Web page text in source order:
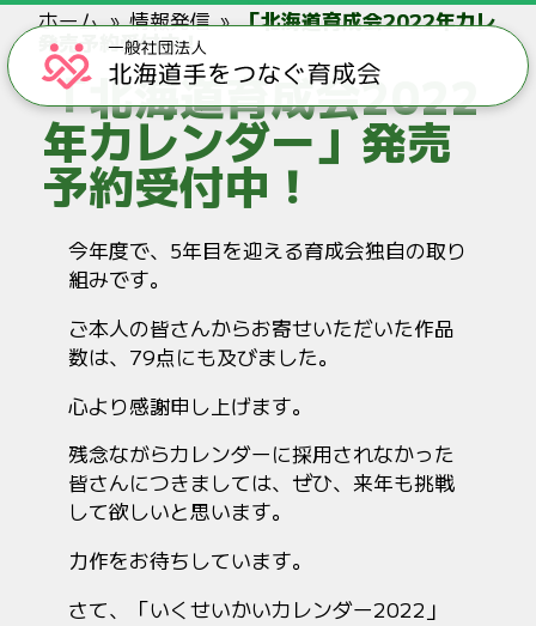
ホーム 情報発信 「北海道育成会2022年カレン
発売予約受付中！
「北海道育成会2022
年カレンダー」発売
予約受付中！
今年度で、5年目を迎える育成会独自の取り
組みです。
ご本人の皆さんからお寄せいただいた作品
数は、79点にも及びました。
心より感謝申し上げます。
残念ながらカレンダーに採用されなかった
皆さんにつきましては、ぜひ、来年も挑戦
して欲しいと思います。
力作をお待ちしています。
さて、「いくせいかいカレンダー2022」